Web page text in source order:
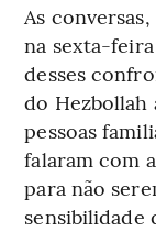
As
na sexta-feira
desses
do Hezbollah
pessoas
falaram com a
para não
sensibilidade